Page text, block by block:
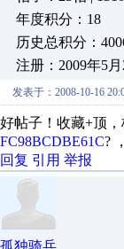
年度积分：18
历史总积分：
注册：2009年5月
发表于：2008-10-16
好帖子！收藏+顶
FC98BCDBE61C?
回复 引用 举报
孤独骑兵